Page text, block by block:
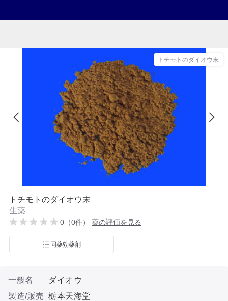
トチモトのダイオウ末
トチモトのダイオウ末
生薬
0（0件） 薬の評価を見る
同薬効薬剤
一般名
ダイオウ
製造/販売 栃本天海堂